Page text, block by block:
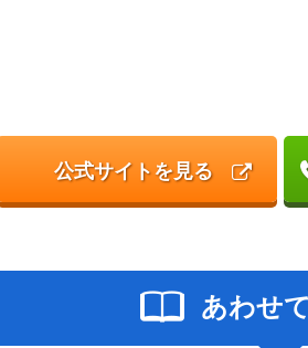
公式サイトを見る
あわせ